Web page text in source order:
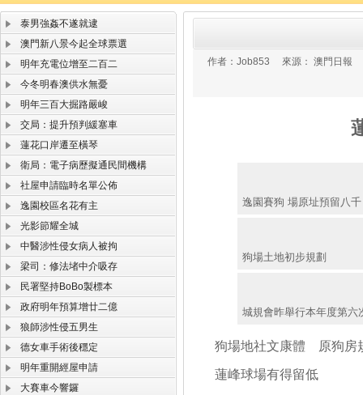
泰男強姦不遂就逮
澳門新八景今起全球票選
明年充電位增至二百二
今冬明春澳供水無憂
明年三百大掘路嚴峻
交局：提升預判緩塞車
蓮花口岸遷至橫琴
衛局：電子病歷擬通民間機構
社屋申請臨時名單公佈
逸園校區名花有主
光影節耀全城
中醫涉性侵女病人被拘
梁司：修法堵中介吸存
民署堅持BoBo製標本
政府明年預算增廿二億
狼師涉性侵五男生
德女車手術後穩定
明年重開經屋申請
大賽車今響鑼
作者： Job853 來源： 澳門日報
逸園賽狗 場原址預留八
狗場土地初步規劃
城規會昨舉行本年度第六
狗場地社文康體 原狗房
蓮峰球場有得留低